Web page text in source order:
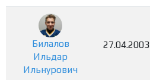
Билалов
Ильдар
Ильнурович
27.04.2003